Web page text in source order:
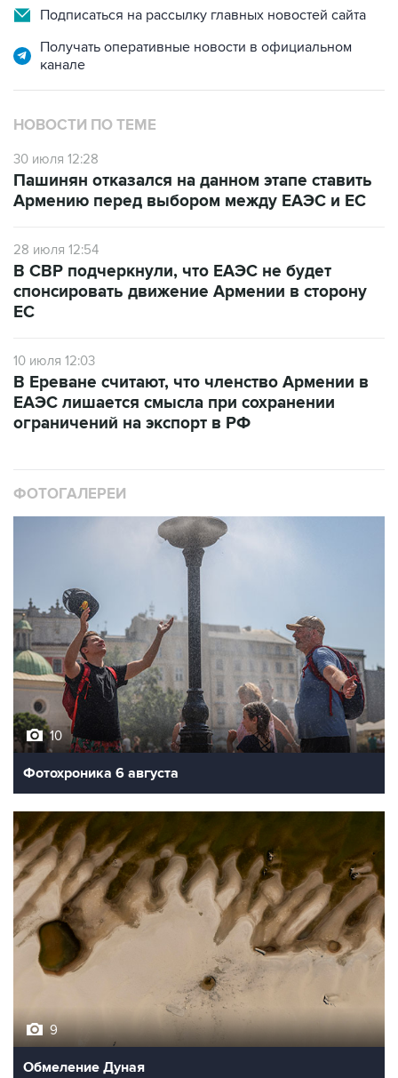
Подписаться на рассылку главных новостей сайта
Получать оперативные новости в официальном
канале
НОВОСТИ ПО ТЕМЕ
30 июля 12:28
Пашинян отказался на данном этапе ставить
Армению перед выбором между ЕАЭС и ЕС
28 июля 12:54
В СВР подчеркнули, что ЕАЭС не будет
спонсировать движение Армении в сторону
ЕС
10 июля 12:03
В Ереване считают, что членство Армении в
ЕАЭС лишается смысла при сохранении
ограничений на экспорт в РФ
ФОТОГАЛЕРЕИ
10
Фотохроника 6 августа
9
Обмеление Дуная